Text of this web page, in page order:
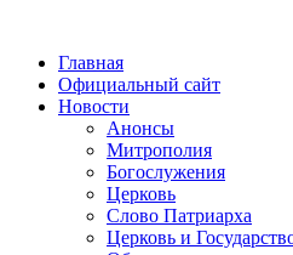
Главная
Официальный сайт
Новости
Анонсы
Митрополия
Богослужения
Церковь
Слово Патриарха
Церковь и